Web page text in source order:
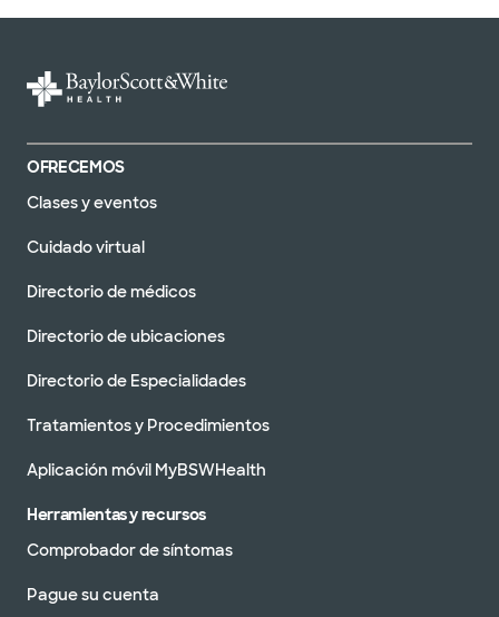
OFRECEMOS
Clases y eventos
Cuidado virtual
Directorio de médicos
Directorio de ubicaciones
Directorio de Especialidades
Tratamientos y Procedimientos
Aplicación móvil MyBSWHealth
Herramientas y recursos
Comprobador de síntomas
Pague su cuenta